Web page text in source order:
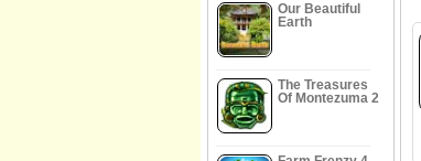
Our Beautiful
Earth
The Treasures
Of Montezuma 2